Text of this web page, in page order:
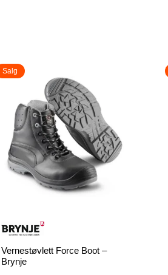
Salg
Vernestøvlett Force Boot –
Brynje